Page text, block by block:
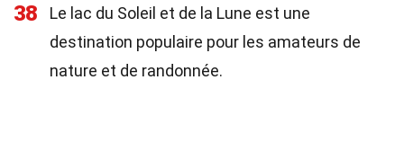
38
Le lac du Soleil et de la Lune est une
destination populaire pour les amateurs de
nature et de randonnée.